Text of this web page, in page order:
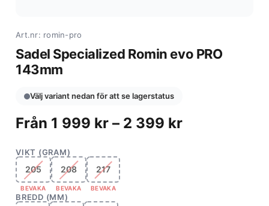
Art.nr: romin-pro
Sadel Specialized Romin evo PRO
143mm
Välj variant nedan för att se lagerstatus
Från 1 999 kr – 2 399 kr
VIKT (GRAM)
205
BEVAKA
208
BEVAKA
217
BEVAKA
BREDD (MM)